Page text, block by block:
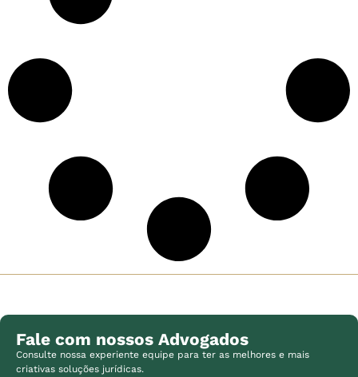
Fale com nossos Advogados
Consulte nossa experiente equipe para ter as melhores e mais
criativas soluções jurídicas.